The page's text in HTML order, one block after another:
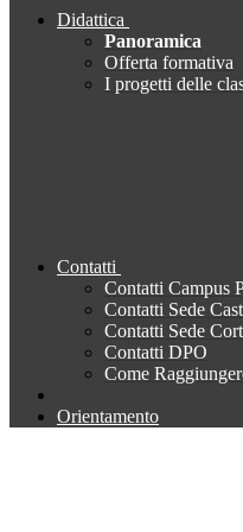
Didattica
Panoramica
Offerta formativa
I progetti delle
Contatti
Contatti Campus
Contatti Sede
Contatti Sede
Contatti DPO
Come
Orientamento